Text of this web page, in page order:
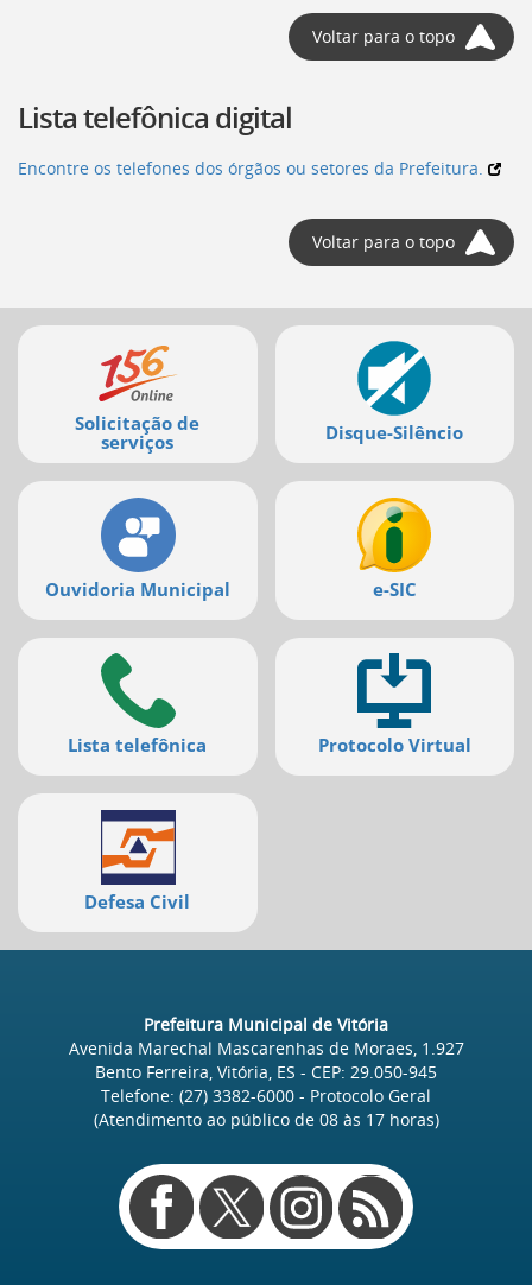
Voltar para o topo
Lista telefônica digital
Encontre os telefones dos órgãos ou setores da Prefeitura.
Voltar para o topo
Mais
serviços
Solicitação de
serviços
Disque-Silêncio
Ouvidoria Municipal e-SIC
Lista telefônica Protocolo Virtual
Defesa Civil
Prefeitura Municipal de Vitória
Avenida Marechal Mascarenhas de Moraes, 1.927
Bento Ferreira, Vitória, ES - CEP: 29.050-945
Telefone: (27) 3382-6000 - Protocolo Geral
(Atendimento ao público de 08às 17horas)